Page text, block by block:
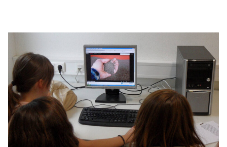
Senne
Boden
Garten
Landwirtschaft und Ernährung